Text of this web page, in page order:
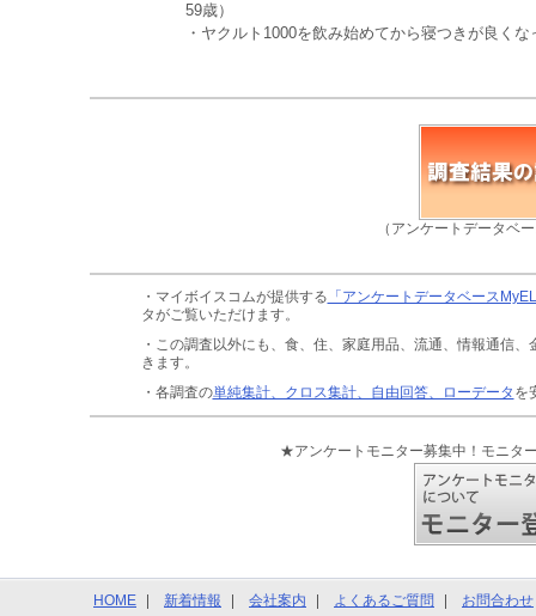
59歳）
・ヤクルト1000を飲み始めてから寝つきが良く
（アンケートデータベ
・マイボイスコムが提供する 「アンケートデータベース
タがご覧いただけます。
・この調査以外にも、食、住、家庭用品、流通、情報通信、
きます。
・各調査の単純集計、クロス集計、自由回答、ローデータ を
★アンケートモニター募集中！モニタ
HOME 新着情報 会社案内 よくあるご質問 お問合わせ